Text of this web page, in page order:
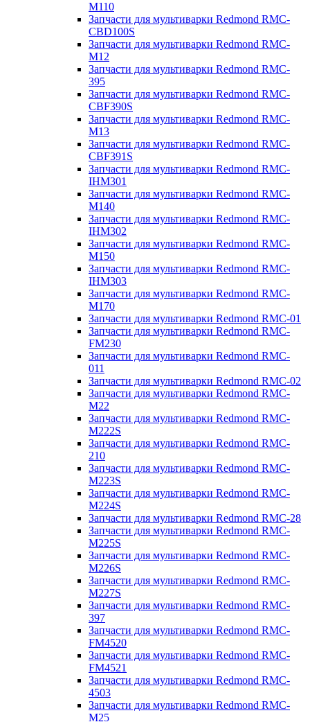
M110
Запчасти для мультиварки Redmond RMC-
CBD100S
Запчасти для мультиварки Redmond RMC-
M12
Запчасти для мультиварки Redmond RMC-
395
Запчасти для мультиварки Redmond RMC-
CBF390S
Запчасти для мультиварки Redmond RMC-
M13
Запчасти для мультиварки Redmond RMC-
CBF391S
Запчасти для мультиварки Redmond RMC-
IHM301
Запчасти для мультиварки Redmond RMC-
M140
Запчасти для мультиварки Redmond RMC-
IHM302
Запчасти для мультиварки Redmond RMC-
M150
Запчасти для мультиварки Redmond RMC-
IHM303
Запчасти для мультиварки Redmond RMC-
M170
Запчасти для мультиварки Redmond RMC-01
Запчасти для мультиварки Redmond RMC-
FM230
Запчасти для мультиварки Redmond RMC-
011
Запчасти для мультиварки Redmond RMC-02
Запчасти для мультиварки Redmond RMC-
M22
Запчасти для мультиварки Redmond RMC-
M222S
Запчасти для мультиварки Redmond RMC-
210
Запчасти для мультиварки Redmond RMC-
M223S
Запчасти для мультиварки Redmond RMC-
M224S
Запчасти для мультиварки Redmond RMC-28
Запчасти для мультиварки Redmond RMC-
M225S
Запчасти для мультиварки Redmond RMC-
M226S
Запчасти для мультиварки Redmond RMC-
M227S
Запчасти для мультиварки Redmond RMC-
397
Запчасти для мультиварки Redmond RMC-
FM4520
Запчасти для мультиварки Redmond RMC-
FM4521
Запчасти для мультиварки Redmond RMC-
4503
Запчасти для мультиварки Redmond RMC-
M25